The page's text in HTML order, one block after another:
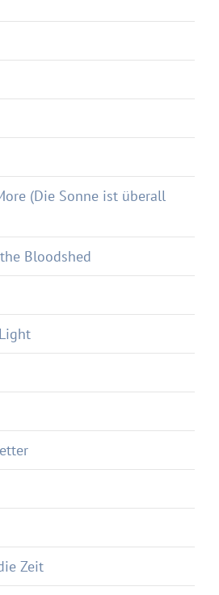
(Die Sonne ist überall
Bloodshed
Zeit